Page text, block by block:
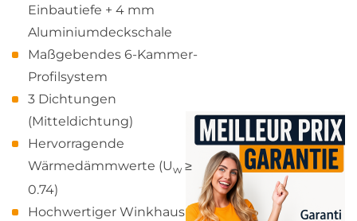
Einbautiefe + 4 mm
Aluminiumdeckschale
Maßgebendes 6-Kammer-
Profilsystem
3 Dichtungen
(Mitteldichtung)
Hervorragende
Wärmedämmwerte (Uw≥
0.74)
Hochwertiger Winkhaus